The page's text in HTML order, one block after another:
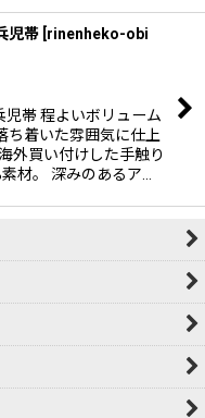
児帯 rinenheko-obi
帯 程よいボリューム
ち着いた雰囲気に仕上
外買い付けした手触り
材。 深みのあるア…